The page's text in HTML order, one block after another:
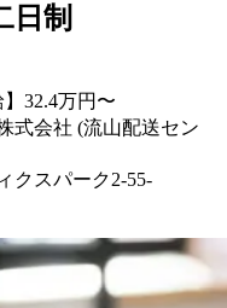
日制
】32.4万円〜
式会社 (流山配送セン
クスパーク2-55-